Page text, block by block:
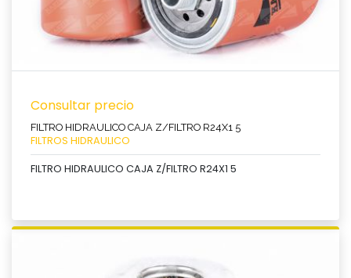
Consultar precio
FILTRO HIDRAULICO CAJA Z/FILTRO R24X1 5
FILTROS HIDRAULICO
FILTRO HIDRAULICO CAJA Z/FILTRO R24X1 5